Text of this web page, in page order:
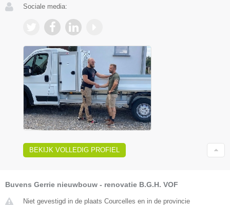
Sociale media:
BEKIJK VOLLEDIG PROFIEL
Buvens Gerrie nieuwbouw - renovatie B.G.H. VOF
Niet gevestigd in de plaats Courcelles en in de provincie